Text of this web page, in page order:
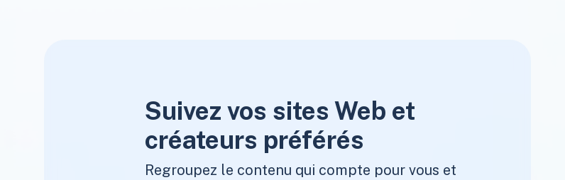
Suivez vos sites Web et
créateurs préférés
Regroupez le contenu qui compte pour vous et